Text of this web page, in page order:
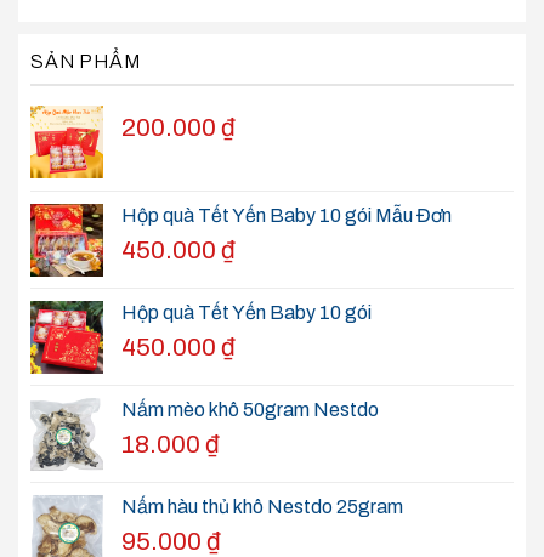
SẢN PHẨM
200.000 ₫
Hộp quà Tết Yến Baby 10 gói Mẫu Đơn
450.000 ₫
Hộp quà Tết Yến Baby 10 gói
450.000 ₫
Nấm mèo khô 50gram Nestdo
18.000 ₫
Nấm hàu thủ khô Nestdo 25gram
95.000 ₫